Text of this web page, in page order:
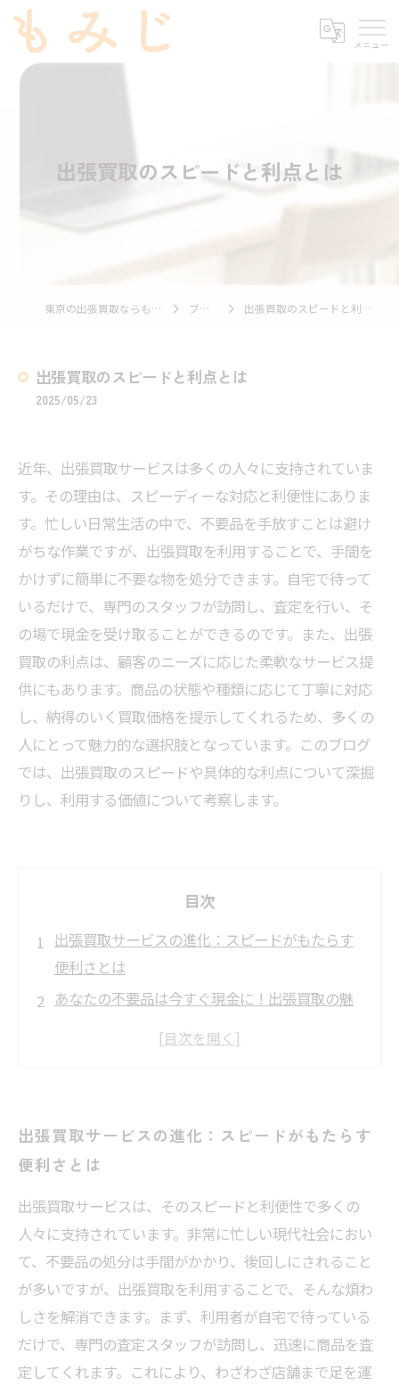
出張買取のスピードと利点とは
東京の出張買取ならもみじ ブログ 出張買取のスピードと利点とは
出張買取のスピードと利点とは
2025/05/23
近年、出張買取サービスは多くの人々に支持されていま
す。その理由は、スピーディーな対応と利便性にありま
す。忙しい日常生活の中で、不要品を手放すことは避け
がちな作業ですが、出張買取を利用することで、手間を
かけずに簡単に不要な物を処分できます。自宅で待って
いるだけで、専門のスタッフが訪問し、査定を行い、そ
の場で現金を受け取ることができるのです。また、出張
買取の利点は、顧客のニーズに応じた柔軟なサービス提
供にもあります。商品の状態や種類に応じて丁寧に対応
し、納得のいく買取価格を提示してくれるため、多くの
人にとって魅力的な選択肢となっています。このブログ
では、出張買取のスピードや具体的な利点について深掘
りし、利用する価値について考察します。
目次
出張買取サービスの進化：スピードがもたらす
便利さとは
あなたの不要品は今すぐ現金に！出張買取の魅
体験レポート
納得の査定価格！出張買取の正しい選び方
自宅で完結！出張買取で得られる利点を徹底解
説
出張買取があなたの生活を変える：簡単に不要
品を手放そう
出張買取サービスの進化：スピードがもたらす
便利さとは
出張買取サービスは、そのスピードと利便性で多くの
人々に支持されています。非常に忙しい現代社会におい
て、不要品の処分は手間がかかり、後回しにされること
が多いですが、出張買取を利用することで、そんな煩わ
しさを解消できます。まず、利用者が自宅で待っている
だけで、専門の査定スタッフが訪問し、迅速に商品を査
定してくれます。これにより、わざわざ店舗まで足を運